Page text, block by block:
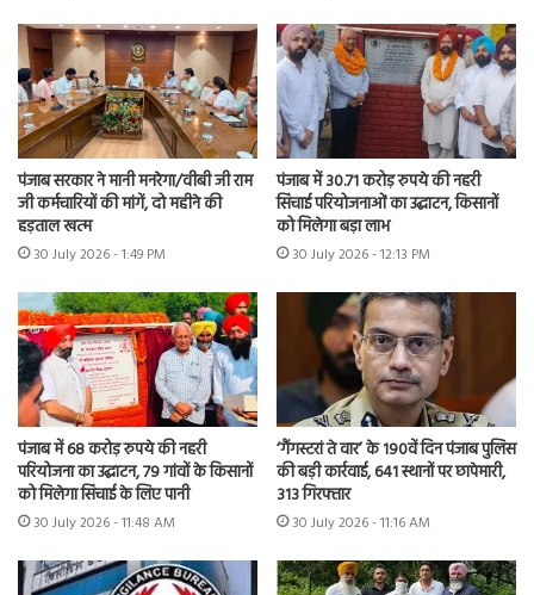
पंजाब सरकार ने मानी मनरेगा/वीबी जी राम
जी कर्मचारियों की मांगें, दो महीने की
हड़ताल खत्म
30 July 2026 - 1:49 PM
पंजाब में 30.71 करोड़ रुपये की नहरी
सिंचाई परियोजनाओं का उद्घाटन, किसानों
को मिलेगा बड़ा लाभ
30 July 2026 - 12:13 PM
पंजाब में 68 करोड़ रुपये की नहरी
परियोजना का उद्घाटन, 79 गांवों के किसानों
को मिलेगा सिंचाई के लिए पानी
30 July 2026 - 11:48 AM
‘गैंगस्टरां ते वार’ के 190वें दिन पंजाब पुलिस
की बड़ी कार्रवाई, 641 स्थानों पर छापेमारी,
313 गिरफ्तार
30 July 2026 - 11:16 AM